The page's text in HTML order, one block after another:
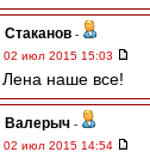
Cтаканов -
02 июл 2015 15:03
Лена наше все!
Валерыч -
02 июл 2015 14:54